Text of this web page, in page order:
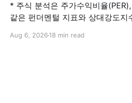
* 주식 분석은 주가수익비율
같은 펀더멘털 지표와 상대강도지
는지, 저평가됐는지를 판단하는
Aug 6, 2026 18 min read